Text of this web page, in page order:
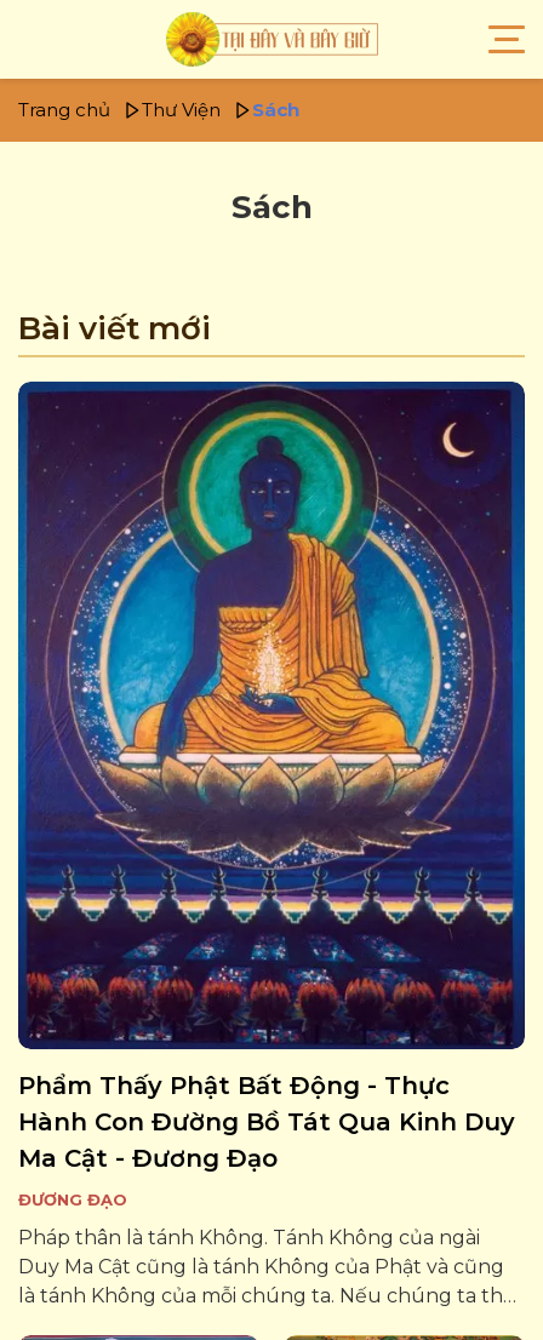
Trang chủ Thư Viện Sách
Sách
Bài viết mới
Phẩm Thấy Phật Bất Động - Thực
Hành Con Đường Bồ Tát Qua Kinh Duy
Ma Cật - Đương Đạo
ĐƯƠNG ĐẠO
Pháp thân là tánh Không. Tánh Không của ngài
Duy Ma Cật cũng là tánh Không của Phật và cũng
là tánh Không của mỗi chúng ta. Nếu chúng ta thấy